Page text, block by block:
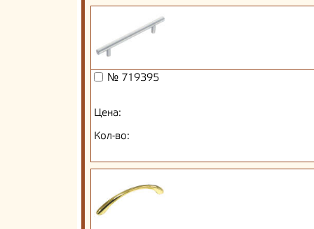
№ 719395
Цена:
Кол-во: